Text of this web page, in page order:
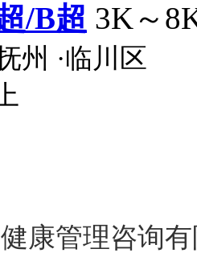
包吃 住房补贴
节日福利
/B超 3K～
州 ·临川区
康管理咨询